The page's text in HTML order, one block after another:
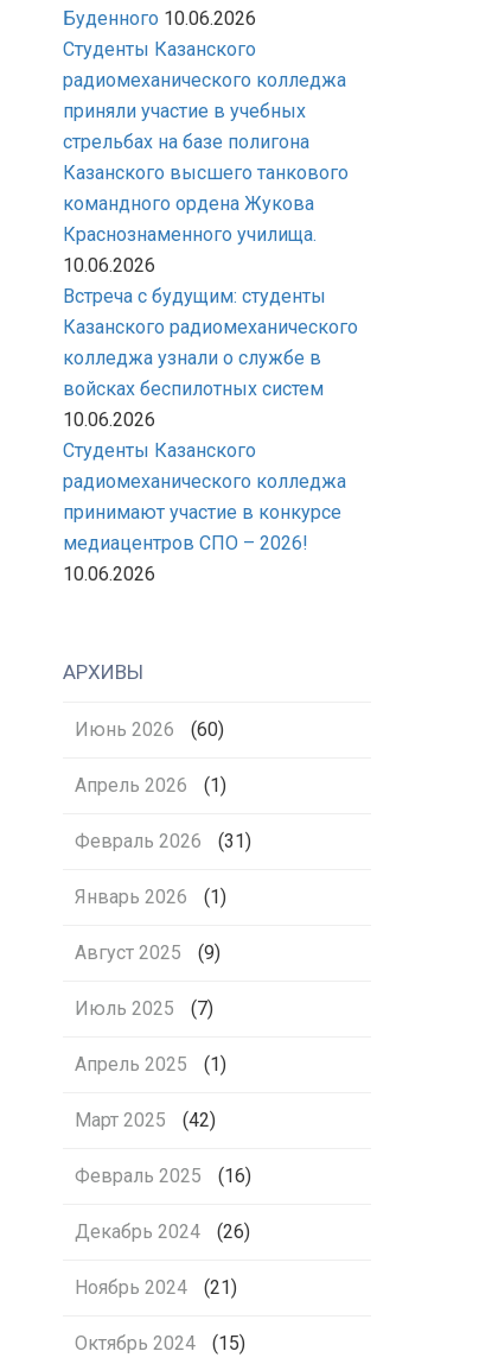
Буденного 10.06.2026
Студенты Казанского
радиомеханического колледжа
приняли участие в учебных
стрельбах на базе полигона
Казанского высшего танкового
командного ордена Жукова
Краснознаменного училища.
10.06.2026
Встреча с будущим: студенты
Казанского радиомеханического
колледжа узнали о службе в
войсках беспилотных систем
10.06.2026
Студенты Казанского
радиомеханического колледжа
принимают участие в конкурсе
медиацентров СПО – 2026!
10.06.2026
АРХИВЫ
Июнь 2026 (60)
Апрель 2026 (1)
Февраль 2026 (31)
Январь 2026 (1)
Август 2025 (9)
Июль 2025 (7)
Апрель 2025 (1)
Март 2025 (42)
Февраль 2025 (16)
Декабрь 2024 (26)
Ноябрь 2024 (21)
Октябрь 2024 (15)